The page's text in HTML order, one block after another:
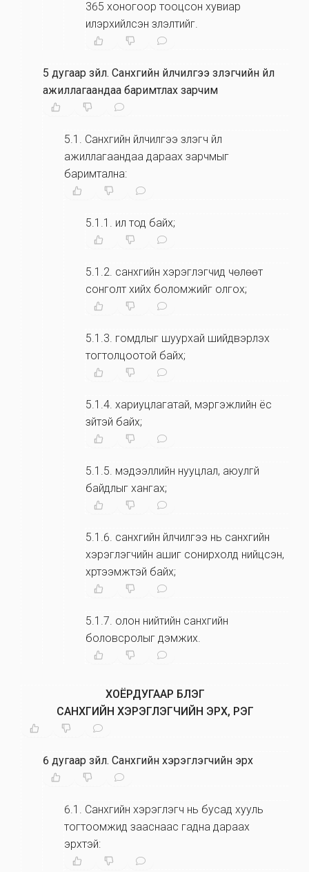
365 хоногоор тооцсон хувиар
илэрхийлсэн үзүүлэлтийг.
5 дугаар зүйл. Санхүүгийн үйлчилгээ үзүүлэгчийн үйл
ажиллагаандаа баримтлах зарчим
5.1 . Санхүүгийн үйлчилгээ үзүүлэгч үйл
ажиллагаандаа дараах зарчмыг
баримтална:
5.1.1 . ил тод байх;
5.1.2. санхүүгийн хэрэглэгчид чөлөөт
сонголт хийх боломжийг олгох;
5.1.3. гомдлыг шуурхай шийдвэрлэх
тогтолцоотой байх;
5.1.4. хариуцлагатай, мэргэжлийн ёс
зүйтэй байх;
5.1.5. мэдээллийн нууцлал, аюулгүй
байдлыг хангах;
5.1.6. санхүүгийн үйлчилгээ нь санхүүгийн
хэрэглэгчийн ашиг сонирхолд нийцсэн,
хүртээмжтэй байх;
5.1.7. олон нийтийн санхүүгийн
боловсролыг дэмжих.
ХОЁРДУГААР БҮЛЭГ
САНХҮҮГИЙН ХЭРЭГЛЭГЧИЙН ЭРХ, ҮҮРЭГ
6 дугаар зүйл. Санхүүгийн хэрэглэгчийн эрх
6.1 . Санхүүгийн хэрэглэгч нь бусад хууль
тогтоомжид зааснаас гадна дараах
эрхтэй: